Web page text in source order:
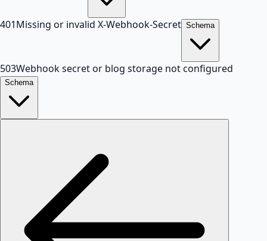
401Missing or invalid X-Webhook-Secret Schema
503Webhook secret or blog storage not configured
Schema